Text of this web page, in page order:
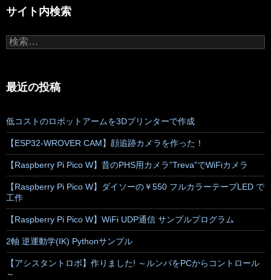
サイト内検索
検
索:
最近の投稿
低コストのロボットアームを3Dプリンターで作成
【ESP32-WROVER CAM】顔追跡カメラを作った！
【Raspberry Pi Pico W】昔のPHS用カメラ”Treva”でWiFiカメラ
【Raspberry Pi Pico W】ダイソーの￥550 フルカラーテープLED で
工作
【Raspberry Pi Pico W】WiFi UDP通信 サンプルプログラム
2軸 逆運動学(IK) Pythonサンプル
【アシスタントロボ】作りました! ～ルンバをPCからコントロール
～